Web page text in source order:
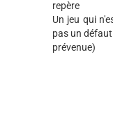
repère
Un jeu qui
pas un
prévenue)